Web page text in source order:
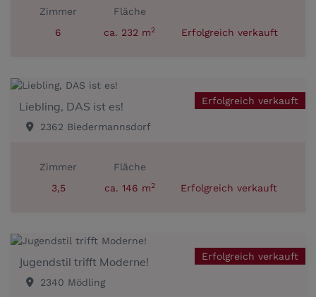
Zimmer
6
Fläche
ca. 232 m2 Erfolgreich verkauft
Erfolgreich verkauft
Liebling, DAS ist es!
2362 Biedermannsdorf
Zimmer
3,5
Fläche
ca. 146 m2 Erfolgreich verkauft
Erfolgreich verkauft
Jugendstil trifft Moderne!
2340 Mödling